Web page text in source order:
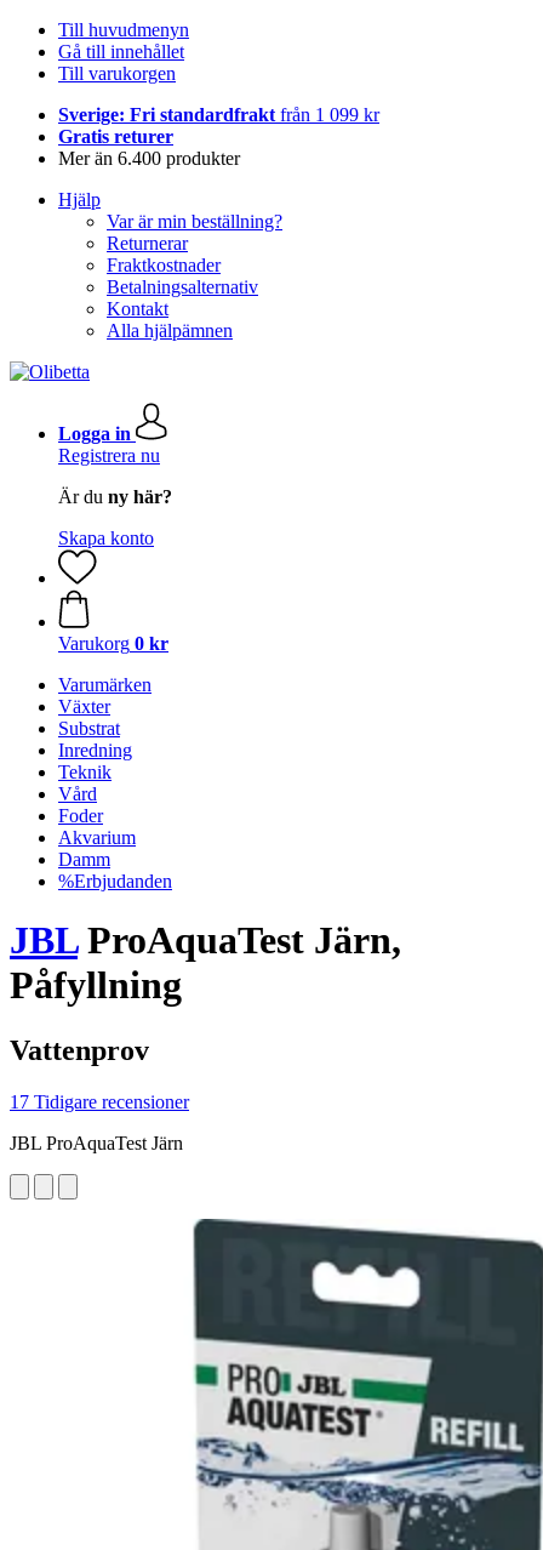
Till huvudmenyn
Gå till innehållet
Till varukorgen
Sverige: Fri standardfrakt från 1 099 kr
Gratis returer
Mer än 6.400 produkter
Hjälp
Var är min beställning?
Returnerar
Fraktkostnader
Betalningsalternativ
Kontakt
Alla hjälpämnen
Logga in
Registrera nu
Är du ny här?
Skapa konto
Varukorg 0 kr
Varumärken
Växter
Substrat
Inredning
Teknik
Vård
Foder
Akvarium
Damm
%Erbjudanden
JBLProAquaTest Järn,
Påfyllning
Vattenprov
17 Tidigare recensioner
JBL ProAquaTest Järn